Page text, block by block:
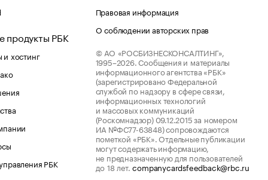
продукты РБК
хостинг
РБК
Правовая информация
О соблюдении авторских прав
© АО «РОСБИЗНЕСКОНСАЛТИНГ»,
1995–2026. Сообщения и материалы
информационного агентства «РБК»
(зарегистрировано Федеральной
службой по надзору в сфере связи,
информационных технологий
и массовых коммуникаций
(Роскомнадзор) 09.12.2015 за номером
ИА №ФС77-63848) сопровождаются
пометкой «РБК». Отдельные публикации
могут содержать информацию,
не предназначенную для пользователей
до 18 лет.companycardsfeedback@rbc.ru